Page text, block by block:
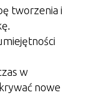
tworzenia i
w
nowe